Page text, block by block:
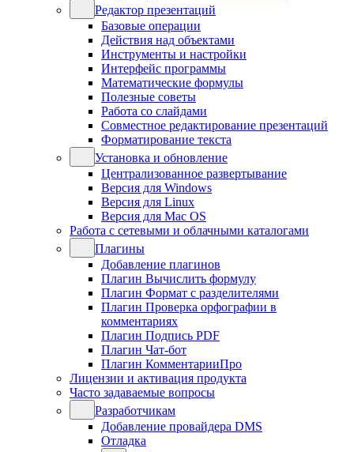
Редактор презентаций
Базовые операции
Действия над объектами
Инструменты и настройки
Интерфейс программы
Математические формулы
Полезные советы
Работа со слайдами
Совместное редактирование презентаций
Форматирование текста
Установка и обновление
Централизованное развертывание
Версия для Windows
Версия для Linux
Версия для Mac OS
Работа с сетевыми и облачными каталогами
Плагины
Добавление плагинов
Плагин Вычислить формулу
Плагин Формат с разделителями
Плагин Проверка орфографии в
комментариях
Плагин Подпись PDF
Плагин Чат-бот
Плагин КомментарииПро
Лицензии и активация продукта
Часто задаваемые вопросы
Разработчикам
Добавление провайдера DMS
Отладка